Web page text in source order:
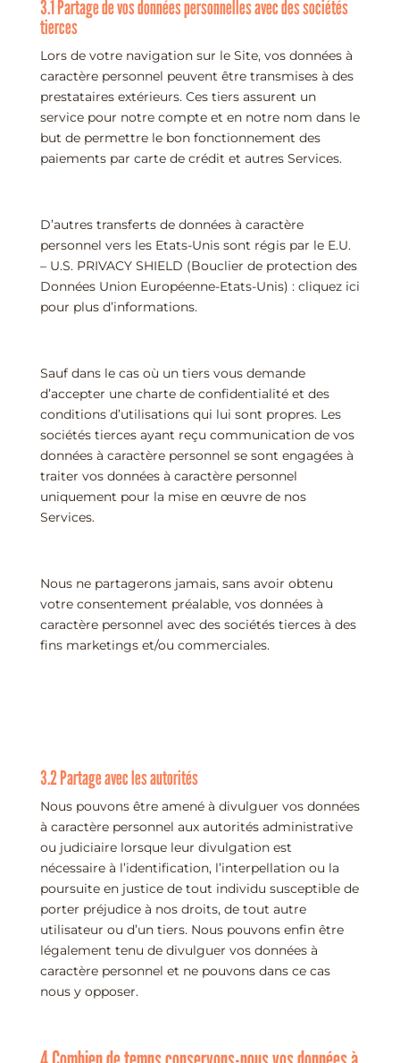
3.1 Partage de vos données personnelles avec des sociétés
tierces
Lors de votre navigation sur le Site, vos données à
caractère personnel peuvent être transmises à des
prestataires extérieurs. Ces tiers assurent un
service pour notre compte et en notre nom dans le
but de permettre le bon fonctionnement des
paiements par carte de crédit et autres Services.
D’autres transferts de données à caractère
personnel vers les Etats-Unis sont régis par le E.U.
– U.S. PRIVACY SHIELD (Bouclier de protection des
Données Union Européenne-Etats-Unis) : cliquez ici
pour plus d’informations.
Sauf dans le cas où un tiers vous demande
d’accepter une charte de confidentialité et des
conditions d’utilisations qui lui sont propres. Les
sociétés tierces ayant reçu communication de vos
données à caractère personnel se sont engagées à
traiter vos données à caractère personnel
uniquement pour la mise en œuvre de nos
Services.
Nous ne partagerons jamais, sans avoir obtenu
votre consentement préalable, vos données à
caractère personnel avec des sociétés tierces à des
fins marketings et/ou commerciales.
3.2 Partage avec les autorités
Nous pouvons être amené à divulguer vos données
à caractère personnel aux autorités administrative
ou judiciaire lorsque leur divulgation est
nécessaire à l’identification, l’interpellation ou la
poursuite en justice de tout individu susceptible de
porter préjudice à nos droits, de tout autre
utilisateur ou d’un tiers. Nous pouvons enfin être
légalement tenu de divulguer vos données à
caractère personnel et ne pouvons dans ce cas
nous y opposer.